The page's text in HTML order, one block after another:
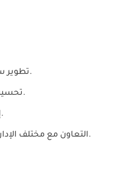
تطوير سياسات حوكمة البيانات.
تحسين جودة البيانات وإدارتها.
إعداد التقارير والتحليلات.
التعاون مع مختلف الإدارات لدعم التحول الرقمي.